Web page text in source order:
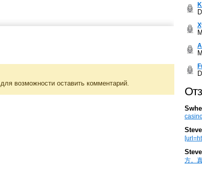
для возможности оставить комментарий.
方。